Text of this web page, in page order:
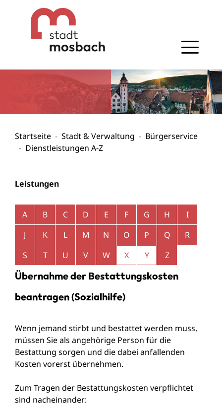
Gehe zum Navigationsbereich
Gehe zum Inhalt
Startseite Stadt & Verwaltung
Bürgerservice
Dienstleistungen A-Z
Leistungen
Alphabetisches Register überspringen
A B C D E F G H
I
J
K L M N O P Q
R
S
T U V W X Y Z
Übernahme der Bestattungskosten
beantragen (Sozialhilfe)
Wenn jemand stirbt und bestattet werden muss,
müssen Sie als angehörige Person für die
Bestattung sorgen und die dabei anfallenden
Kosten vorerst übernehmen.
Zum Tragen der Bestattungskosten verpflichtet
sind nacheinander: